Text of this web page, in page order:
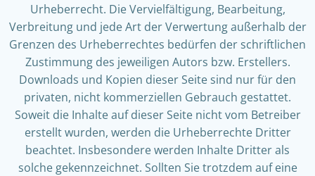
Urheberrecht. Die Vervielfältigung, Bearbeitung,
Verbreitung und jede Art der Verwertung außerhalb der
Grenzen des Urheberrechtes bedürfen der schriftlichen
Zustimmung des jeweiligen Autors bzw. Erstellers.
Downloads und Kopien dieser Seite sind nur für den
privaten, nicht kommerziellen Gebrauch gestattet.
Soweit die Inhalte auf dieser Seite nicht vom Betreiber
erstellt wurden, werden die Urheberrechte Dritter
beachtet. Insbesondere werden Inhalte Dritter als
solche gekennzeichnet. Sollten Sie trotzdem auf eine